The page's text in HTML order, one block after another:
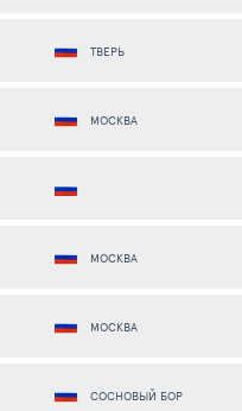
ТВЕРЬ
МОСКВА
МОСКВА
МОСКВА
СОСНОВЫЙ БОР